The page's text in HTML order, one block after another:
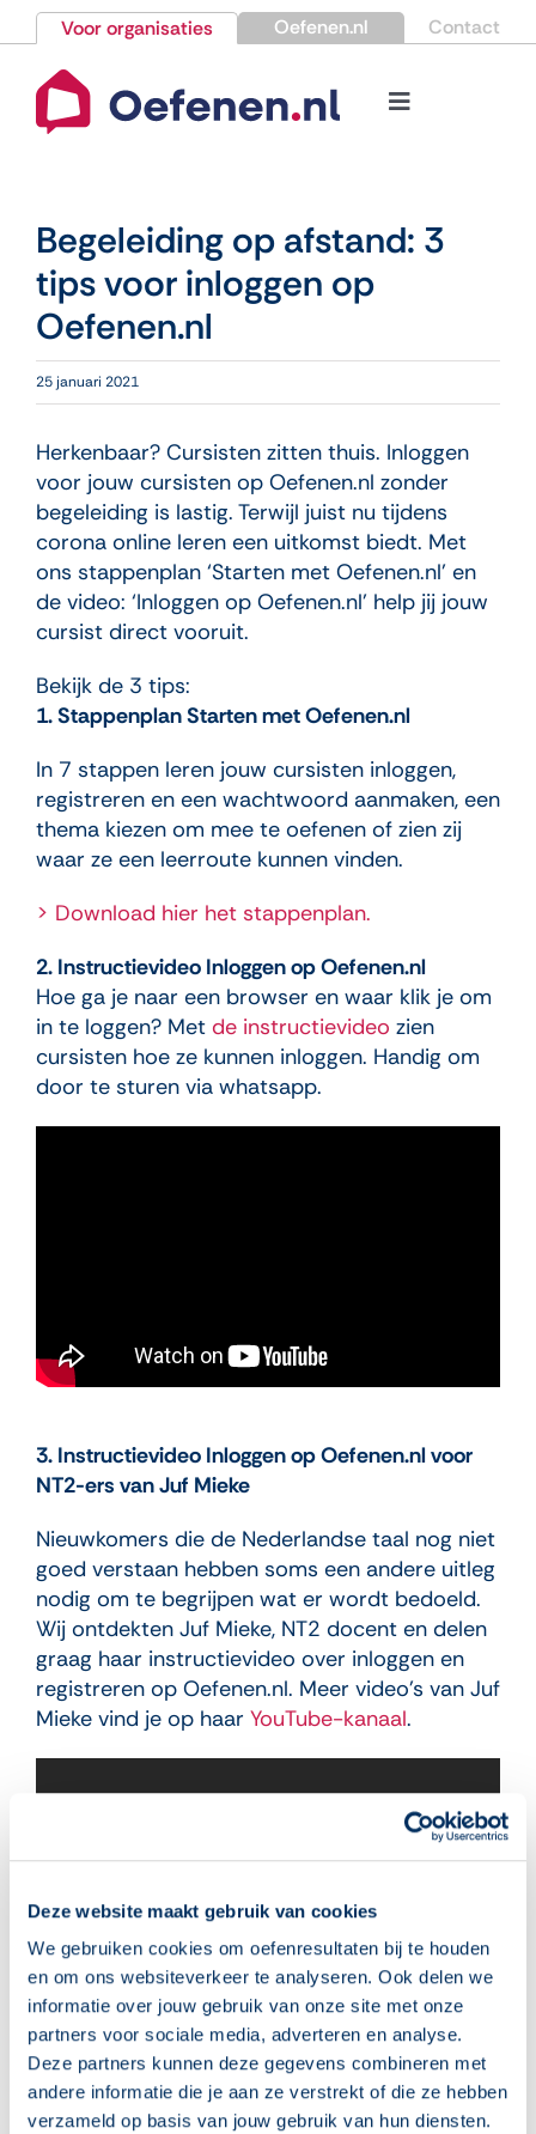
Deze website maakt gebruik van cookies
We gebruiken cookies om oefenresultaten bij te houden
en om ons websiteverkeer te analyseren. Ook delen we
informatie over jouw gebruik van onze site met onze
partners voor sociale media, adverteren en analyse.
Deze partners kunnen deze gegevens combineren met
andere informatie die je aan ze verstrekt of die ze hebben
verzameld op basis van jouw gebruik van hun diensten.
naar
inhoud
Voor organisaties Oefenen.nl Contact
Toggle
Nieuws
Kennisbank
Over Oefenen.nl
Contact
Begeleiding op afstand: 3
tips voor inloggen op
Oefenen.nl
25 januari 2021
Herkenbaar? Cursisten zitten thuis. Inloggen
voor jouw cursisten op Oefenen.nl zonder
begeleiding is lastig. Terwijl juist nu tijdens
corona online leren een uitkomst biedt. Met
ons stappenplan ‘Starten met Oefenen.nl’ en
de video: ‘Inloggen op Oefenen.nl’ help jij jouw
cursist direct vooruit.
Bekijk de 3 tips:
1. Stappenplan Starten met Oefenen.nl
In 7 stappen leren jouw cursisten inloggen,
registreren en een wachtwoord aanmaken, een
thema kiezen om mee te oefenen of zien zij
waar ze een leerroute kunnen vinden.
> Download hier het stappenplan.
2. Instructievideo Inloggen op Oefenen.nl
Hoe ga je naar een browser en waar klik je om
in te loggen? Met de instructievideo zien
cursisten hoe ze kunnen inloggen. Handig om
door te sturen via whatsapp.
3. Instructievideo Inloggen op Oefenen.nl voor
NT2-ers van Juf Mieke
Nieuwkomers die de Nederlandse taal nog niet
goed verstaan hebben soms een andere uitleg
nodig om te begrijpen wat er wordt bedoeld.
Wij ontdekten Juf Mieke, NT2 docent en delen
graag haar instructievideo over inloggen en
registreren op Oefenen.nl. Meer video’s van Juf
Mieke vind je op haar YouTube-kanaal.
> Leer hier meer tips voor begeleiding op
afstand